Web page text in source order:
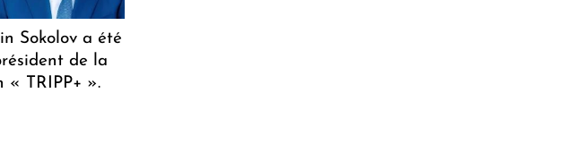
Sokolov a été
de la
« TRIPP+ ».